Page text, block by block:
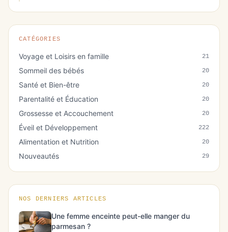
CATÉGORIES
Voyage et Loisirs en famille 21
Sommeil des bébés 20
Santé et Bien-être 20
Parentalité et Éducation 20
Grossesse et Accouchement 20
Éveil et Développement 222
Alimentation et Nutrition 20
Nouveautés 29
NOS DERNIERS ARTICLES
Une femme enceinte peut-elle manger du
parmesan ?